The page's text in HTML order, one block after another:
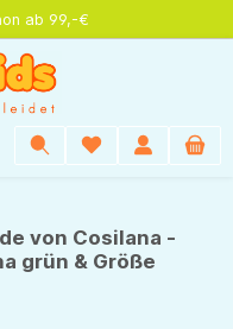
ab 99,-€
von Cosilana -
grün & Größe